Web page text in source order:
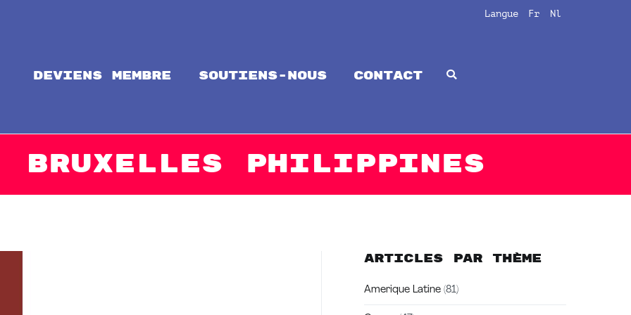
Langue Fr Nl
Deviens membre soutiens-nous CONTACT
Bruxelles Philippines
Articles par thème
Amerique Latine (81)